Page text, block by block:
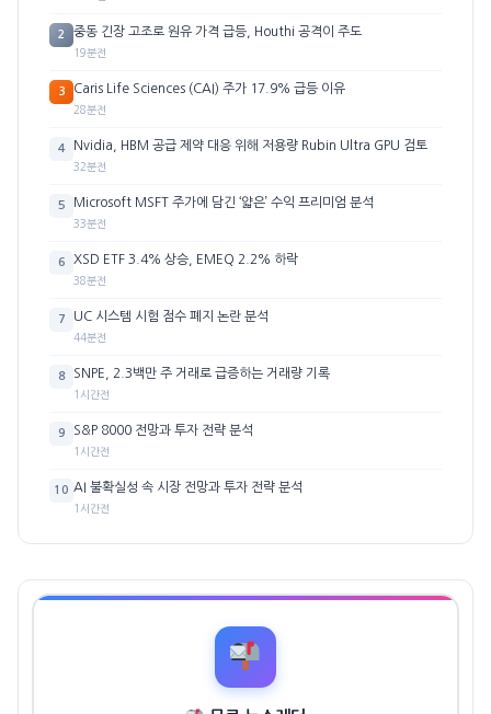
2 중동 긴장 고조로 원유 가격 급등, Houthi 공격이 주도
19분전
3 Caris Life Sciences (CAI) 주가 17.9% 급등 이유
28분전
4 Nvidia, HBM 공급 제약 대응 위해 저용량 Rubin Ultra GPU 검토
32분전
5 Microsoft MSFT 주가에 담긴 ‘얇은’ 수익 프리미엄 분석
33분전
6 XSD ETF 3.4% 상승, EMEQ 2.2% 하락
38분전
7 UC 시스템 시험 점수 폐지 논란 분석
44분전
8 SNPE, 2.3백만 주 거래로 급증하는 거래량 기록
1시간전
9 S&P 8000 전망과 투자 전략 분석
1시간전
10 AI 불확실성 속 시장 전망과 투자 전략 분석
1시간전